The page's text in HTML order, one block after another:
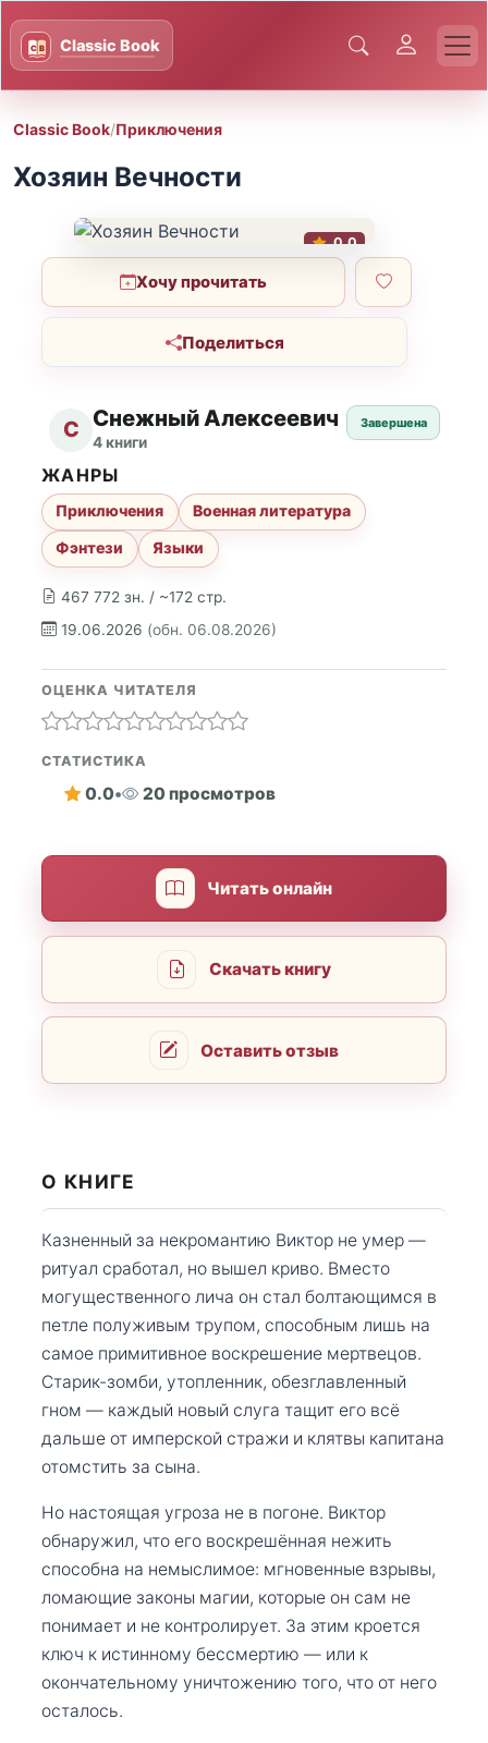
Classic Book/Приключения
Хозяин Вечности
0.0
Хочу прочитать
Поделиться
С Снежный Алексеевич
4 книги
Завершена
467 772 зн. / ~172 стр.
19.06.2026 (обн. 06.08.2026)
ЖАНРЫ
Приключения
Военная литература
Фэнтези
Языки
ОЦЕНКА ЧИТАТЕЛЯ
СТАТИСТИКА
0.0• 20 просмотров
Читать онлайн
Скачать книгу
Оставить отзыв
О КНИГЕ
Казненный за некромантию Виктор не умер —
ритуал сработал, но вышел криво. Вместо
могущественного лича он стал болтающимся в
петле полуживым трупом, способным лишь на
самое примитивное воскрешение мертвецов.
Старик-зомби, утопленник, обезглавленный
гном — каждый новый слуга тащит его всё
дальше от имперской стражи и клятвы капитана
отомстить за сына.
Но настоящая угроза не в погоне. Виктор
обнаружил, что его воскрешённая нежить
способна на немыслимое: мгновенные взрывы,
ломающие законы магии, которые он сам не
понимает и не контролирует. За этим кроется
ключ к истинному бессмертию — или к
окончательному уничтожению того, что от него
осталось.